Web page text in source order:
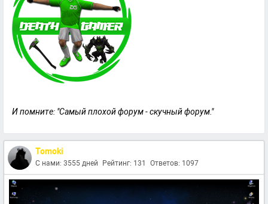
И помните: "Самый плохой форум - скучный форум."
Tomoki
С нами: 3555 дней Рейтинг: 131 Ответов: 1097